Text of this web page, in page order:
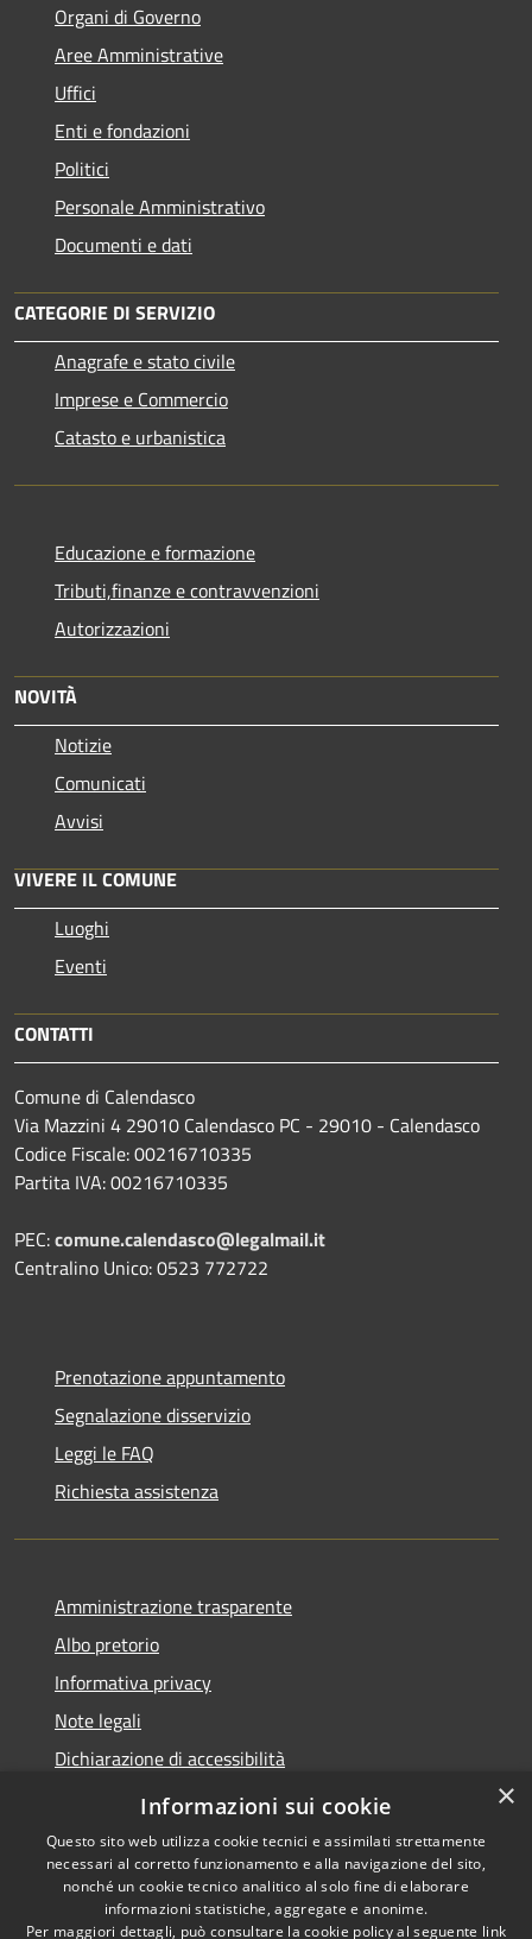
Organi di Governo
Aree Amministrative
Uffici
Enti e fondazioni
Politici
Personale Amministrativo
Documenti e dati
CATEGORIE DI SERVIZIO
Anagrafe e stato civile
Imprese e Commercio
Catasto e urbanistica
Educazione e formazione
Tributi,finanze e contravvenzioni
Autorizzazioni
NOVITÀ
Notizie
Comunicati
Avvisi
VIVERE IL COMUNE
Luoghi
Eventi
CONTATTI
Comune di Calendasco
Via Mazzini 4 29010 Calendasco PC - 29010 - Calendasco
Codice Fiscale: 00216710335
Partita IVA: 00216710335
PEC:comune.calendasco@legalmail.it
Centralino Unico: 0523 772722
Prenotazione appuntamento
Segnalazione disservizio
Leggi le FAQ
Richiesta assistenza
Amministrazione trasparente
Albo pretorio
Informativa privacy
Note legali
Dichiarazione di accessibilità
Piano di miglioramento del sito
Copyright © 2026 • Comune di
×
Informazioni sui cookie
Questo sito web utilizza cookie tecnici e assimilati strettamente
necessari al corretto funzionamento e alla navigazione del sito,
nonché un cookie tecnico analitico al solo fine di elaborare
informazioni statistiche, aggregate e anonime.
Per maggiori dettagli, può consultare la cookie policy al seguente link